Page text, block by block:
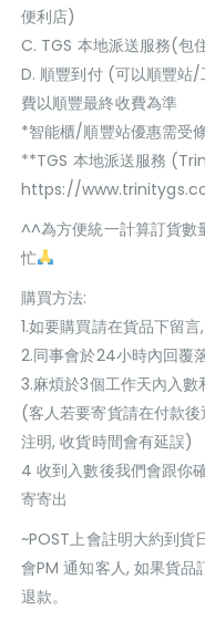
便利店)
C. TGS 本地派送服務(
D. 順豐到付 (可以順豐站
費以順豐最終收費為準
*智能櫃/順豐站優惠需受
**TGS 本地派送服務
https://
^^為方便統一計算訂貨數
忙
購買方法:
1.如要購買請在貨品下留
2.同事會於24小時內回覆
3.麻煩於3個工作天內入數
(客人若要寄貨請在付款
注明, 收貨時間會有延誤)
4 收到入數後我們會跟你
寄寄出
~POST上會註明大約到貨
會PM 通知客人, 如果貨品
退款。